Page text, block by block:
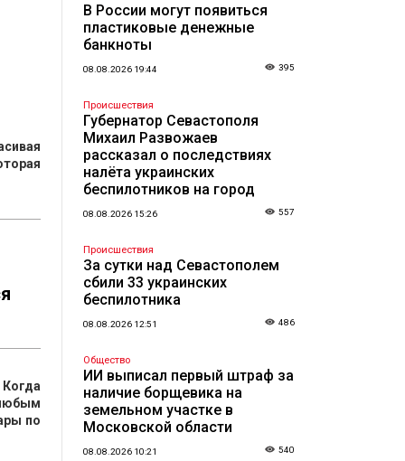
Когда
по
В России могут появиться
пластиковые денежные
банкноты
08.08.2026 19:44 395
Происшествия
Губернатор Севастополя
Михаил Развожаев
рассказал о последствиях
налёта украинских
беспилотников на город
08.08.2026 15:26 557
Происшествия
За сутки над Севастополем
сбили 33 украинских
беспилотника
08.08.2026 12:51 486
Общество
ИИ выписал первый штраф за
наличие борщевика на
земельном участке в
Московской области
08.08.2026 10:21 540